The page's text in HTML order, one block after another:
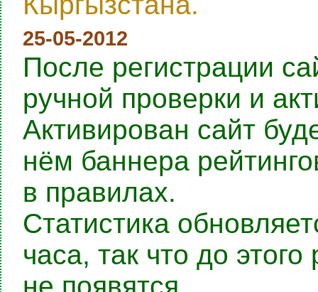
25-05-2012
После регистрации
ручной проверки и
Активирован сайт
нём баннера
в правилах.
Статистика
часа, так что до